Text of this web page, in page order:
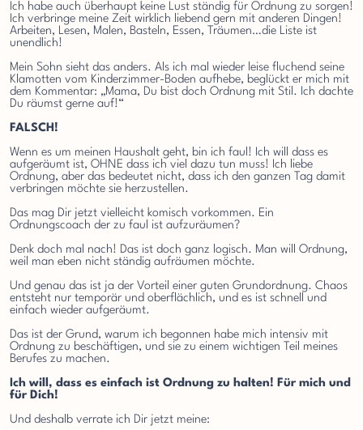
Ich habe auch überhaupt keine Lust ständig für Ordnung zu sorgen!
Ich verbringe meine Zeit wirklich liebend gern mit anderen Dingen!
Arbeiten, Lesen, Malen, Basteln, Essen, Träumen…die Liste ist
unendlich!
Mein Sohn sieht das anders. Als ich mal wieder leise fluchend seine
Klamotten vom Kinderzimmer-Boden aufhebe, beglückt er mich mit
dem Kommentar: „Mama, Du bist doch Ordnung mit Stil. Ich dachte
Du räumst gerne auf!“
FALSCH!
Wenn es um meinen Haushalt geht, bin ich faul! Ich will dass es
aufgeräumt ist, OHNE dass ich viel dazu tun muss! Ich liebe
Ordnung, aber das bedeutet nicht, dass ich den ganzen Tag damit
verbringen möchte sie herzustellen.
Das mag Dir jetzt vielleicht komisch vorkommen. Ein
Ordnungscoach der zu faul ist aufzuräumen?
Denk doch mal nach! Das ist doch ganz logisch. Man will Ordnung,
weil man eben nicht ständig aufräumen möchte.
Und genau das ist ja der Vorteil einer guten Grundordnung. Chaos
entsteht nur temporär und oberflächlich, und es ist schnell und
einfach wieder aufgeräumt.
Das ist der Grund, warum ich begonnen habe mich intensiv mit
Ordnung zu beschäftigen, und sie zu einem wichtigen Teil meines
Berufes zu machen.
Ich will, dass es einfach ist Ordnung zu halten! Für mich und
für Dich!
Und deshalb verrate ich Dir jetzt meine: